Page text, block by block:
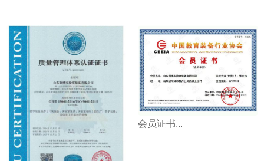
会员证书...